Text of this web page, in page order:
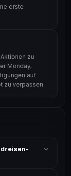
erste
zu
Monday,
auf
zu verpassen.